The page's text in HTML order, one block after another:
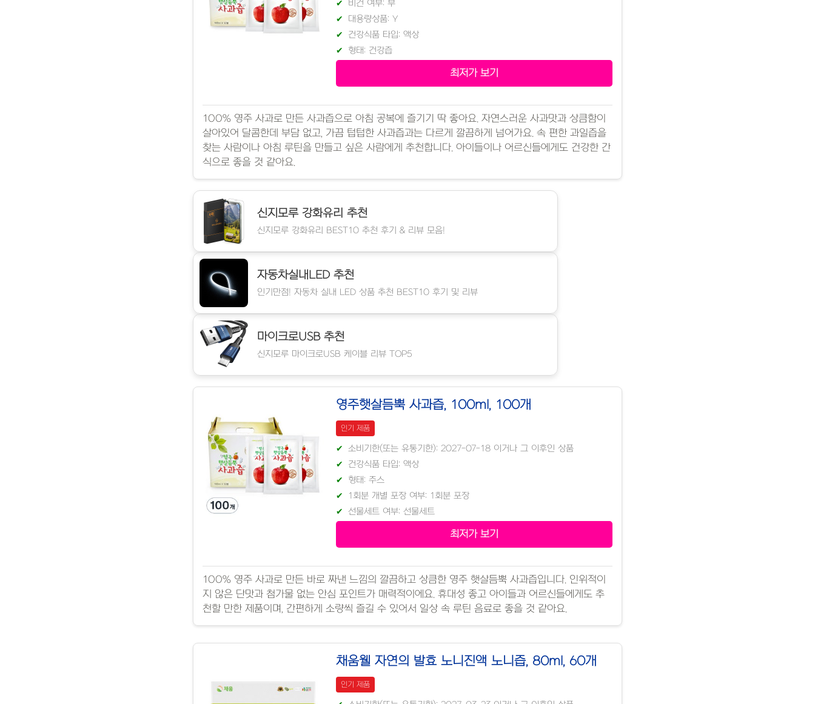
비건 여부: 부
대용량상품: Y
건강식품 타입: 액상
형태: 건강즙
최저가 보기
100% 영주 사과로 만든 사과즙으로 아침 공복에 즐기기 딱 좋아요. 자연스러운 사과맛과 상큼함이
살아있어 달콤한데 부담 없고, 가끔 텁텁한 사과즙과는 다르게 깔끔하게 넘어가요. 속 편한 과일즙을
찾는 사람이나 아침 루틴을 만들고 싶은 사람에게 추천합니다. 아이들이나 어르신들에게도 건강한 간
식으로 좋을 것 같아요.
신지모루 강화유리 추천
신지모루 강화유리 BEST10 추천 후기 & 리뷰 모음!
자동차실내LED 추천
인기만점! 자동차 실내 LED 상품 추천 BEST10 후기 및 리뷰
마이크로USB 추천
신지모루 마이크로USB 케이블 리뷰 TOP5
영주햇살듬뿍 사과즙, 100ml, 100개
인기 제품
소비기한(또는 유통기한): 2027-07-18 이거나 그 이후인 상품
건강식품 타입: 액상
형태: 주스
1회분 개별 포장 여부: 1회분 포장
선물세트 여부: 선물세트
최저가 보기
100% 영주 사과로 만든 바로 짜낸 느낌의 깔끔하고 상큼한 영주 햇살듬뿍 사과즙입니다. 인위적이
지 않은 단맛과 첨가물 없는 안심 포인트가 매력적이에요. 휴대성 좋고 아이들과 어르신들에게도 추
천할 만한 제품이며, 간편하게 소량씩 즐길 수 있어서 일상 속 루틴 음료로 좋을 것 같아요.
채움웰 자연의 발효 노니진액 노니즙, 80ml, 60개
인기 제품